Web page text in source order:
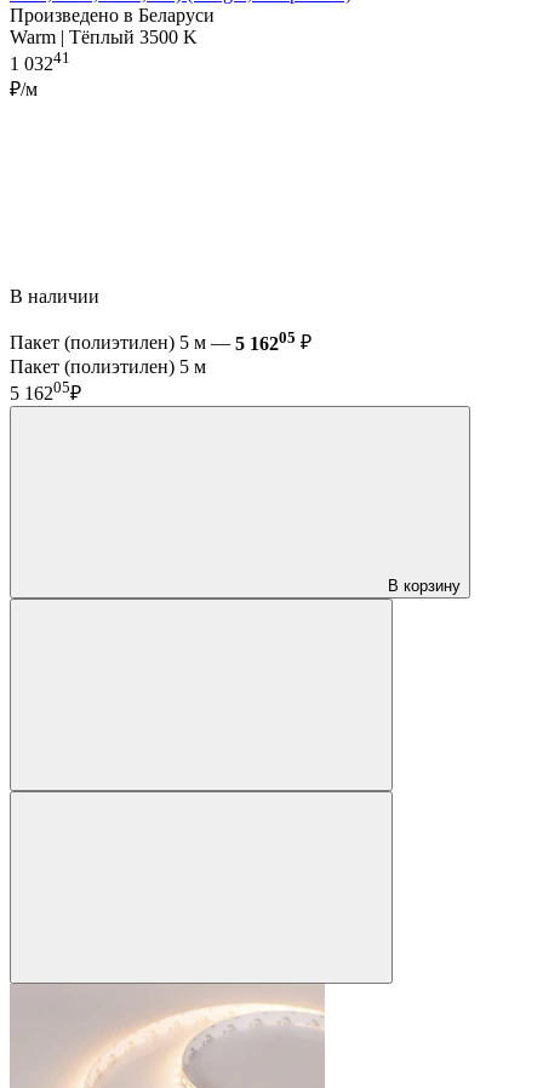
Произведено в Беларуси
Warm | Тёплый 3500 K
1 03241
₽/м
В наличии
Пакет (полиэтилен) 5 м — 5 16205 ₽
Пакет (полиэтилен) 5 м
5 16205₽
В корзину